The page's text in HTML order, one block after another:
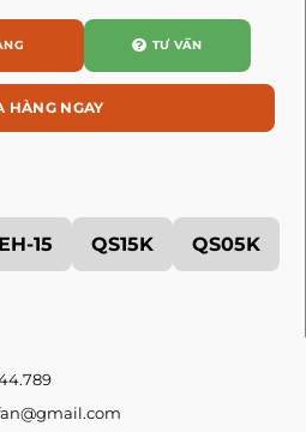
HÀNG NGAY
TƯ VẤN
EH-15 QS15K QS05K